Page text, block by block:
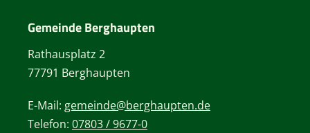
Gemeinde Berghaupten
Rathausplatz 2
77791 Berghaupten
E-Mail: gemeinde@berghaupten.de
Telefon: 07803 / 9677-0